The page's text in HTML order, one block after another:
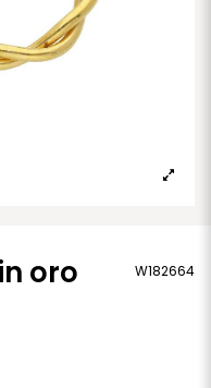
oro
W182664